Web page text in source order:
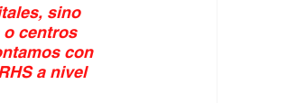
sino
o centros
con
a nivel